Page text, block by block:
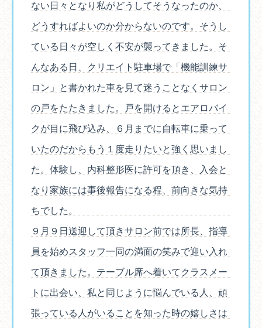
ない日々となり私がどうしてそうなったのか、
どうすればよいのか分からないのです。そうし
ている日々が空しく不安が襲ってきました。そ
んなある日、クリエイト駐車場で「機能訓練サ
ロン」と書かれた車を見て迷うことなくサロン
の戸をたたきました。戸を開けるとエアロバイ
クが目に飛び込み、６月までに自転車に乗って
いたのだからもう１度走りたいと強く思いまし
た。体験し、内科整形医に許可を頂き、入会と
なり家族には事後報告になる程、前向きな気持
ちでした。
９月９日送迎して頂きサロン前では所長、指導
員を始めスタッフ一同の満面の笑みで迎い入れ
て頂きました。テーブル席へ着いてクラスメー
トに出会い、私と同じように悩んでいる人、頑
張っている人がいることを知った時の嬉しさは